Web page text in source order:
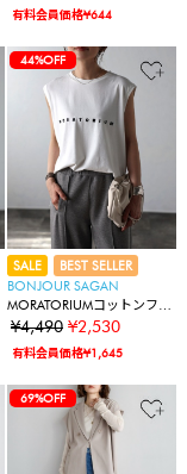
有料会員価格¥644
44%OFF
SALE
BEST SELLER
BONJOUR SAGAN
MORATORIUMコットンフレ
ンチスリーブT
¥4,490 ¥2,530
有料会員価格¥1,645
69%OFF